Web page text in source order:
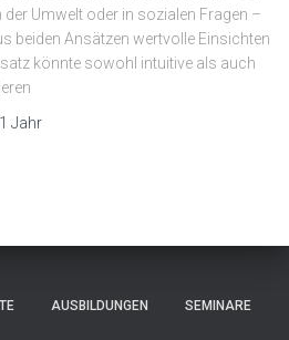
Umwelt oder in sozialen Fragen –
beiden Ansätzen wertvolle Einsichten
könnte sowohl intuitive als auch
1 Jahr
AUSBILDUNGEN SEMINARE